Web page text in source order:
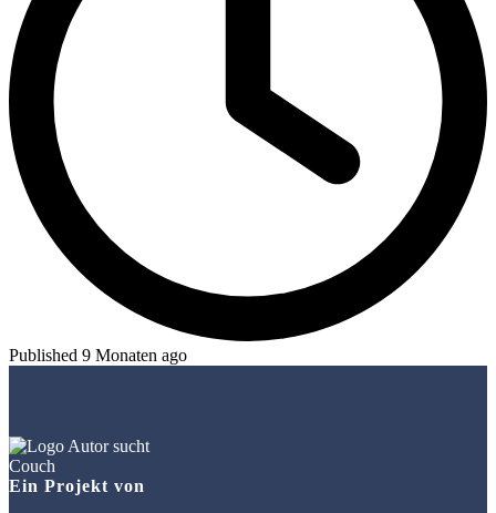
Published 9 Monaten ago
Ein Projekt von